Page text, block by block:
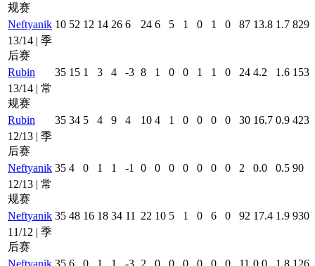
规赛
Neftyanik 10 52 12 14 26 6 24 6 5 1 0 1 0 87 13.8 1.7 829
13/14 | 季
后赛
Rubin
35 15 1 3 4 -3 8 1 0 0 1 1 0 24 4.2 1.6 153
13/14 | 常
规赛
Rubin
35 34 5 4 9 4 10 4 1 0 0 0 0 30 16.7 0.9 423
12/13 | 季
后赛
Neftyanik 35 4 0 1 1 -1 0 0 0 0 0 0 0 2 0.0 0.5 90
12/13 | 常
规赛
Neftyanik 35 48 16 18 34 11 22 10 5 1 0 6 0 92 17.4 1.9 930
11/12 | 季
后赛
Neftyanik 35 6 0 1 1 -3 2 0 0 0 0 0 0 11 0.0 1.8 126